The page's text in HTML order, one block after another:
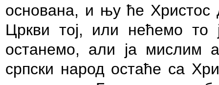
основана, и њу ће
Цркви тој, или нећемо то
останемо, али ја мислим
српски народ остаће са